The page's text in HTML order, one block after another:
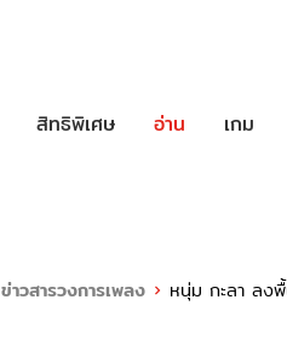
สิทธิพิเศษ อ่าน เกม
ข่าวสารวงการเพลง หนุ่ม กะลา ลง